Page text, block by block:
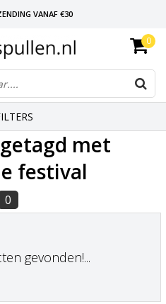
VANAF €30
BACKPACKEN!
RETOUR
0
met
festival
0
gevonden!...